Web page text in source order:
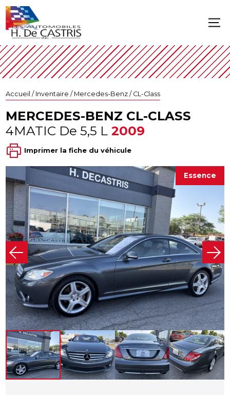
Accueil / Inventaire / Mercedes-Benz / CL-Class
MERCEDES-BENZ CL-CLASS
4MATIC De 5,5 L 2009
Imprimer la fiche du véhicule
Essence